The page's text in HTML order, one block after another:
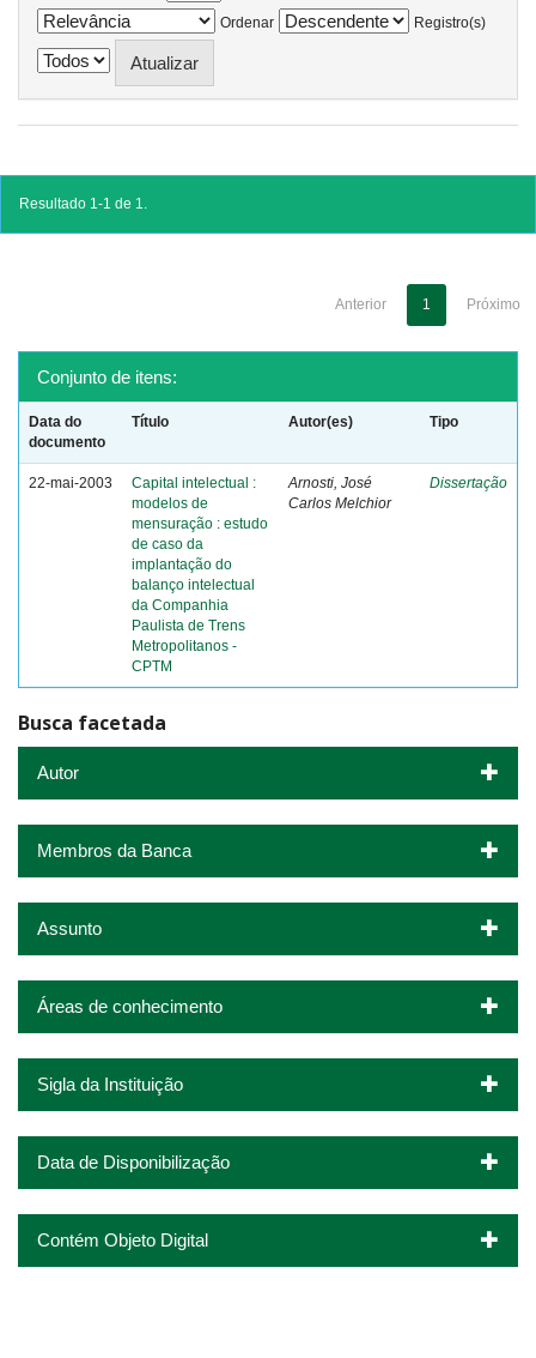
Ordenar
Registro(s)
Resultado 1-1 de 1.
Anterior 1 Próximo
Conjunto de itens:
Data do
documento
Título Autor(es) Tipo
22-mai-2003
Capital intelectual :
modelos de
mensuração : estudo
de caso da
implantação do
balanço intelectual
da Companhia
Paulista de Trens
Metropolitanos -
CPTM
Arnosti, José
Carlos Melchior
Dissertação
Busca facetada
Autor
Membros da Banca
Assunto
Áreas de conhecimento
Sigla da Instituição
Data de Disponibilização
Contém Objeto Digital